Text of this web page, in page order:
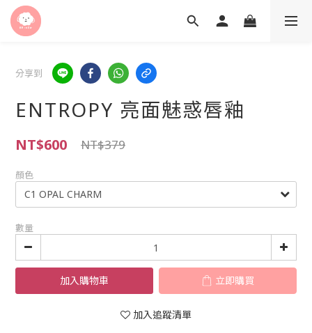
分享到
ENTROPY 亮面魅惑唇釉
NT$600 NT$379
顏色
數量
加入購物車 立即購買
加入追蹤清單